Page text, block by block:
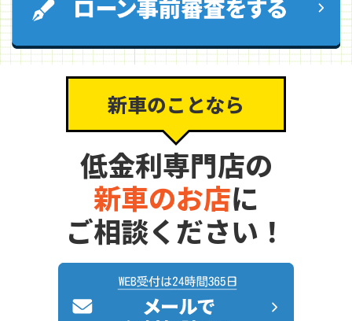
新車のことなら
低金利専門店の
新車のお店に
ご相談ください！